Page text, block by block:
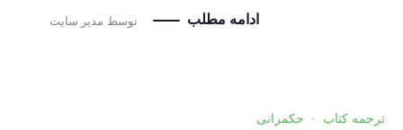
توسط مدیر سایت ادامه مطلب
ترجمه کتاب · حکمرانی